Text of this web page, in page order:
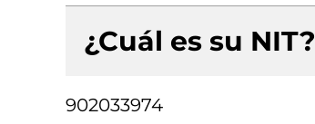
¿Cuál es su NIT?
902033974